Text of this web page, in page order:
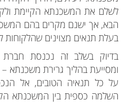
לשלם את המשכנתא הקיימת
הבא, אך ישנם מקרים בהם
בעלת תנאים מצוינים שהלקוחות
בדיוק בשלב זה נכנסת חברת
ומסייעת בהליך גרירת
על כל תנאיה הטובים, אל
השלמה כספית בין המשכנתא